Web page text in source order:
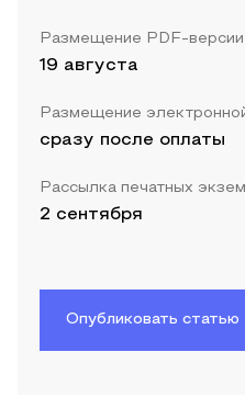
Размещение PDF-
19 августа
Размещение
сразу после оплаты
Рассылка печатных
2 сентября
Опубликовать статью